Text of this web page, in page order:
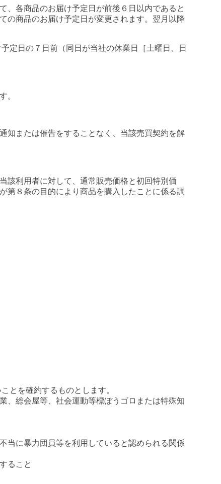
、各商品のお届け予定日が前後６日以内であると
の商品のお届け予定日が変更されます。翌月以降
定日の７日前（同日が当社の休業日［土曜日、日
。
知または催告をすることなく、当該売買契約を解
該利用者に対して、通常販売価格と初回特別価
第８条の目的により商品を購入したことに係る調
とを確約するものとします。
、総会屋等、社会運動等標ぼうゴロまたは特殊知
当に暴力団員等を利用していると認められる関係
ること